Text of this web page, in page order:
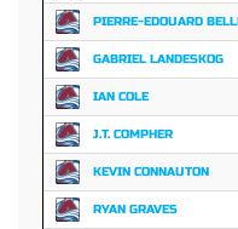
PIERRE-EDOUARD
GABRIEL LANDESKOG
IAN COLE
J.T. COMPHER
KEVIN CONNAUTON
RYAN GRAVES